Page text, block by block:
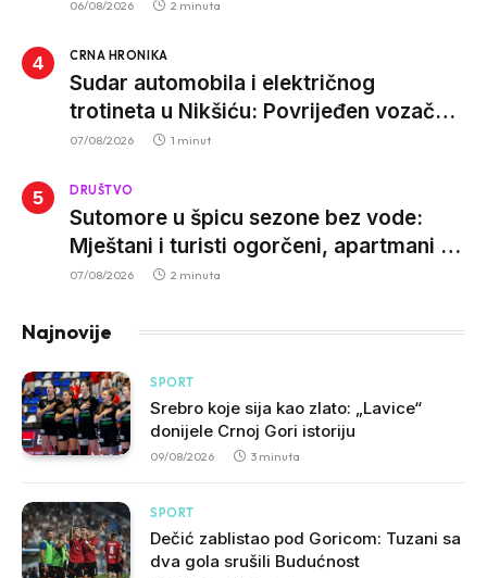
06/08/2026 2 minuta
CRNA HRONIKA
Sudar automobila i električnog
trotineta u Nikšiću: Povrijeđen vozač
trotineta, prebačen u bolnicu
07/08/2026 1 minut
DRUŠTVO
Sutomore u špicu sezone bez vode:
Mještani i turisti ogorčeni, apartmani se
prazne zbog višesatnih restrikcija
07/08/2026 2 minuta
Najnovije
SPORT
Srebro koje sija kao zlato: „Lavice“
donijele Crnoj Gori istoriju
09/08/2026 3 minuta
SPORT
Dečić zablistao pod Goricom: Tuzani sa
dva gola srušili Budućnost